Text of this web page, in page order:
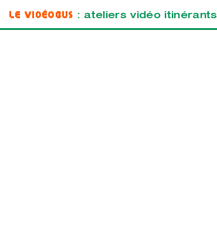
Le Vidéobus : ateliers vidéo itinérants